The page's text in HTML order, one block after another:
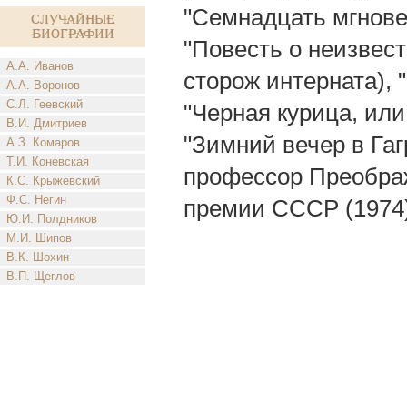
Случайные
биографии
А.А. Иванов
А.А. Воронов
С.Л. Геевский
В.И. Дмитриев
А.З. Комаров
Т.И. Коневская
К.С. Крыжевский
Ф.С. Негин
Ю.И. Полдников
М.И. Шипов
В.К. Шохин
В.П. Щеглов
"Семнадцать
"Повесть о
сторож
"Черная курица,
"Зимний вечер в
профессор
премии СССР